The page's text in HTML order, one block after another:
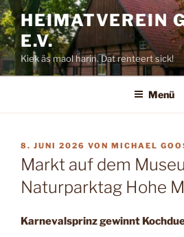
Zum
Inhalt
springen
HEIMATVEREIN
E.V.
Kiek äs maol harin. Dat renteert sick!
Menü
VERÖFFENTLICHT
AM
8. JUNI 2026 VON MICHAEL
Markt auf dem
Naturparktag Hohe
Karnevalsprinz gewinnt